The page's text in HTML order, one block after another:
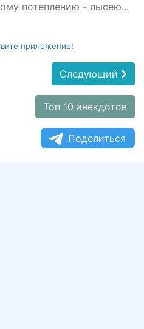
потеплению - лысею...
приложение!
Следующий
Топ 10 анекдотов
Поделиться